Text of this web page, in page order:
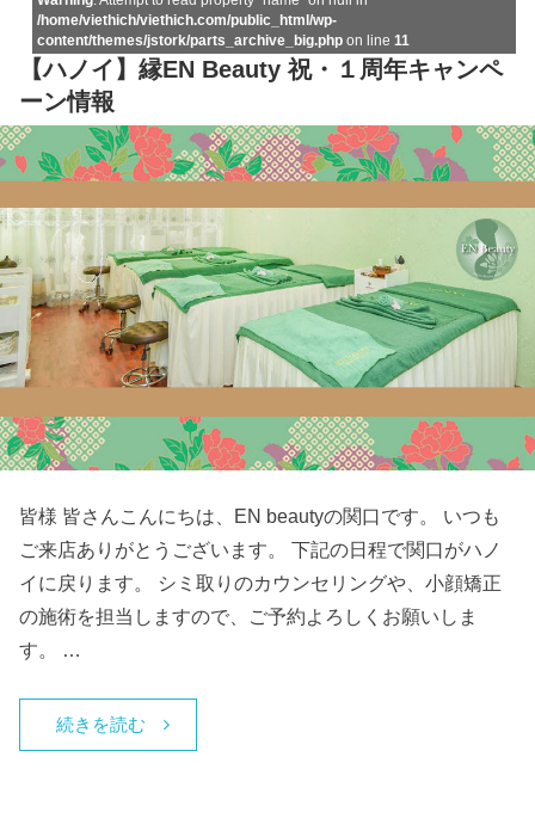
/home/viethich/viethich.com/public_html/wp-
content/themes/jstork/parts_archive_big.php on line11
【ハノイ】縁EN Beauty 祝・１周年キャンペ
ーン情報
皆様 皆さんこんにちは、EN beautyの関口です。 いつも
ご来店ありがとうございます。 下記の日程で関口がハノ
イに戻ります。 シミ取りのカウンセリングや、小顔矯正
の施術を担当しますので、ご予約よろしくお願いしま
す。 …
続きを読む